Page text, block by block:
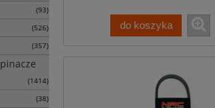
(93)
(526)
(357)
(1414)
(38)
do koszyka